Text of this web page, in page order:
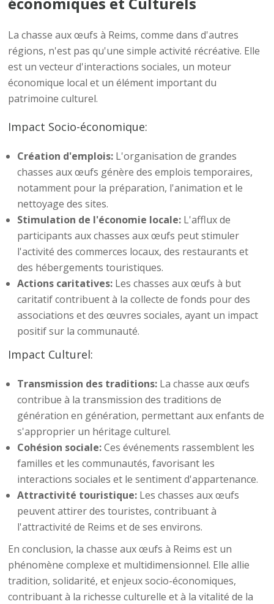
La chasse aux œufs à Reims, comme dans d'autres
régions, n'est pas qu'une simple activité récréative. Elle
est un vecteur d'interactions sociales, un moteur
économique local et un élément important du
patrimoine culturel.
Impact Socio-économique:
Création d'emplois: L'organisation de grandes
chasses aux œufs génère des emplois temporaires,
notamment pour la préparation, l'animation et le
nettoyage des sites.
Stimulation de l'économie locale: L'afflux de
participants aux chasses aux œufs peut stimuler
l'activité des commerces locaux, des restaurants et
des hébergements touristiques.
Actions caritatives: Les chasses aux œufs à but
caritatif contribuent à la collecte de fonds pour des
associations et des œuvres sociales, ayant un impact
positif sur la communauté.
Impact Culturel:
Transmission des traditions: La chasse aux œufs
contribue à la transmission des traditions de
génération en génération, permettant aux enfants de
s'approprier un héritage culturel.
Cohésion sociale:Ces événements rassemblent les
familles et les communautés, favorisant les
interactions sociales et le sentiment d'appartenance.
Attractivité touristique: Les chasses aux œufs
peuvent attirer des touristes, contribuant à
l'attractivité de Reims et de ses environs.
En conclusion, la chasse aux œufs à Reims est un
phénomène complexe et multidimensionnel. Elle allie
tradition, solidarité, et enjeux socio-économiques,
contribuant à la richesse culturelle et à la vitalité de la